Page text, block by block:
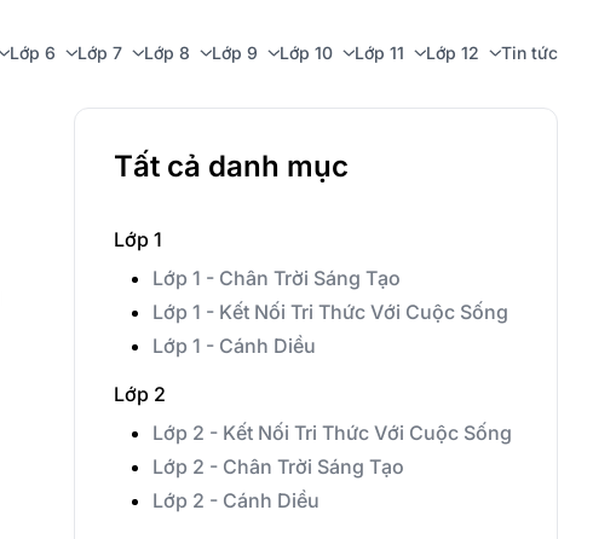
Lớp 6 Lớp 7 Lớp 8 Lớp 9 Lớp 10 Lớp 11 Lớp 12 Tin tức
Tất cả danh mục
Lớp 1
Lớp 1 - Chân Trời Sáng Tạo
Lớp 1 - Kết Nối Tri Thức Với Cuộc Sống
Lớp 1 - Cánh Diều
Lớp 2
Lớp 2 - Kết Nối Tri Thức Với Cuộc Sống
Lớp 2 - Chân Trời Sáng Tạo
Lớp 2 - Cánh Diều